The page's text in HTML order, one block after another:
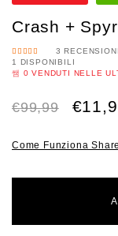
Crash +
VALUTAT
O 5.00
3 RECENSIONI
1 DISPONIBILI
0 VENDUTI NELLE
€99,99 €
Come Funziona